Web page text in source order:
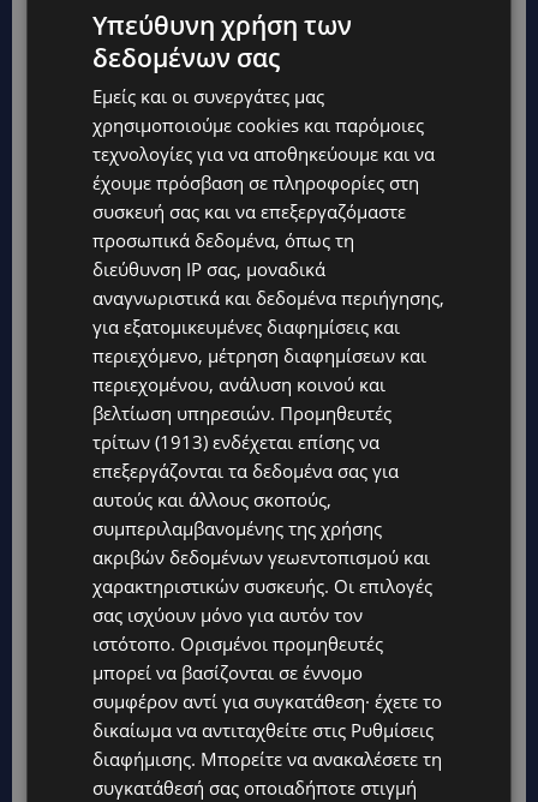
αν μιλήσω τα βάζω με τον Γιώργο Κιμούλη και
έκανα μια κακή αρχή στο θέατρο και μπορεί να
μην ξαναδούλευα και εγώ ζούσα από αυτή τη
δουλειά».
Υπεύθυνη χρήση των
δεδομένων σας
Εμείς και οι συνεργάτες μας
χρησιμοποιούμε cookies και παρόμοιες
τεχνολογίες για να αποθηκεύουμε και να
έχουμε πρόσβαση σε πληροφορίες στη
συσκευή σας και να επεξεργαζόμαστε
προσωπικά δεδομένα, όπως τη
διεύθυνση IP σας, μοναδικά
αναγνωριστικά και δεδομένα περιήγησης,
για εξατομικευμένες διαφημίσεις και
περιεχόμενο, μέτρηση διαφημίσεων και
περιεχομένου, ανάλυση κοινού και
βελτίωση υπηρεσιών. Προμηθευτές
τρίτων (1913) ενδέχεται επίσης να
επεξεργάζονται τα δεδομένα σας για
αυτούς και άλλους σκοπούς,
συμπεριλαμβανομένης της χρήσης
ακριβών δεδομένων γεωεντοπισμού και
χαρακτηριστικών συσκευής. Οι επιλογές
σας ισχύουν μόνο για αυτόν τον
ιστότοπο. Ορισμένοι προμηθευτές
μπορεί να βασίζονται σε έννομο
συμφέρον αντί για συγκατάθεση· έχετε το
δικαίωμα να αντιταχθείτε στις Ρυθμίσεις
διαφήμισης. Μπορείτε να ανακαλέσετε τη
συγκατάθεσή σας οποιαδήποτε στιγμή